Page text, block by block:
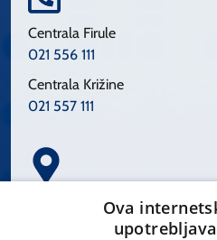
Centrala Firule
021 556 111
Centrala Križine
021 557 111
Spinčićeva 1, 21000 Split
Ova